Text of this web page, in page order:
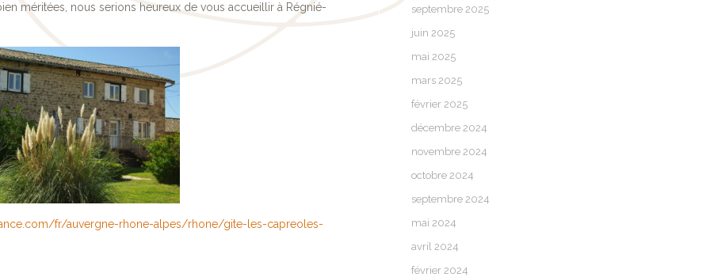
méritées, nous serions heureux de vous accueillir à Régnié-
fr/auvergne-rhone-alpes/rhone/gite-les-capreoles-
septembre 2025
juin 2025
mai 2025
mars 2025
février 2025
décembre 2024
novembre 2024
octobre 2024
septembre 2024
mai 2024
avril 2024
février 2024